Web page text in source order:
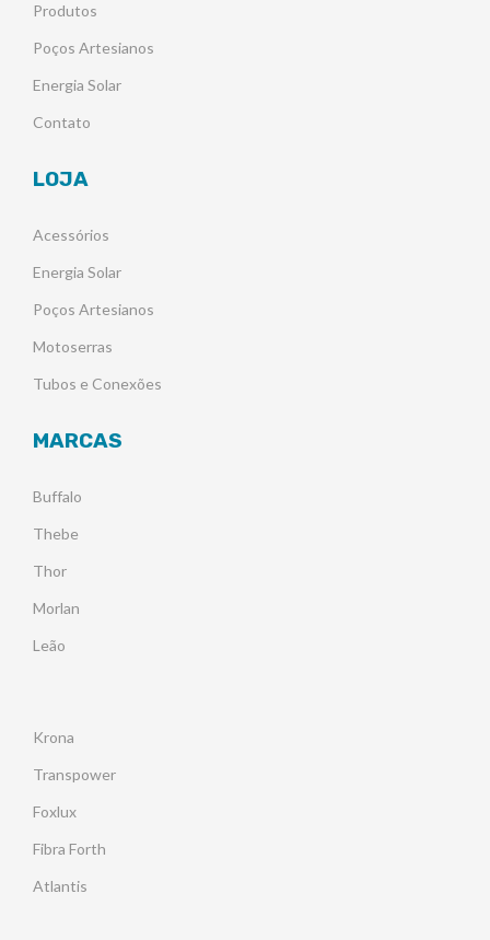
Produtos
Poços Artesianos
Energia Solar
Contato
LOJA
Acessórios
Energia Solar
Poços Artesianos
Motoserras
Tubos e Conexões
MARCAS
Buffalo
Thebe
Thor
Morlan
Leão
Krona
Transpower
Foxlux
Fibra Forth
Atlantis